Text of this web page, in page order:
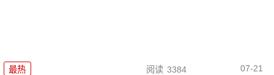
最热 阅读 3384 07-21